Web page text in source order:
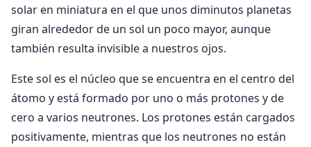
solar en miniatura en el que unos diminutos planetas
giran alrededor de un sol un poco mayor, aunque
también resulta invisible a nuestros ojos.
Este sol es el núcleo que se encuentra en el centro del
átomo y está formado por uno o más protones y de
cero a varios neutrones. Los protones están cargados
positivamente, mientras que los neutrones no están